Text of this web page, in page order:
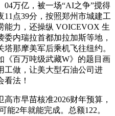
万亿，被一场“AI之争”搅得
点39分，按照郑州市城建工
能力，还操纵 VOICEVOX 生
内瑞拉首都加拉加斯等地，
那摩美军后乘机飞往纽约。
《百万吨级武藏W》的题目画
工做，让美大型石油公司进
看法！
市早苗核准2026财年预算，
能2年就能完成。总额122。